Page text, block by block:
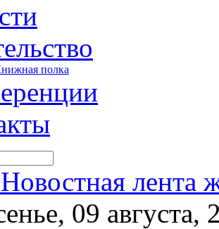
полка
Новостная лента
09 августа,